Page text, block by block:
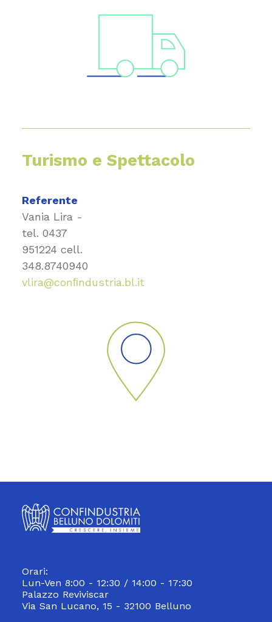
Turismo e Spettacolo
Referente
Vania Lira -
tel. 0437
951224 cell.
348.8740940
vlira@conﬁndustria.bl.it
Orari:
Lun-Ven 8:00 - 12:30 / 14:00 - 17:30
Palazzo Reviviscar
Via San Lucano, 15 - 32100 Belluno